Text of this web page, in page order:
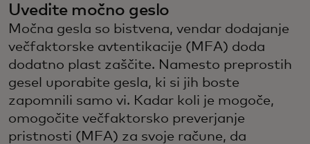
Uvedite močno geslo
Močna gesla so bistvena, vendar dodajanje
večfaktorske avtentikacije (MFA) doda
dodatno plast zaščite. Namesto preprostih
gesel uporabite gesla, ki si jih boste
zapomnili samo vi. Kadar koli je mogoče,
omogočite večfaktorsko preverjanje
pristnosti (MFA) za svoje račune, da